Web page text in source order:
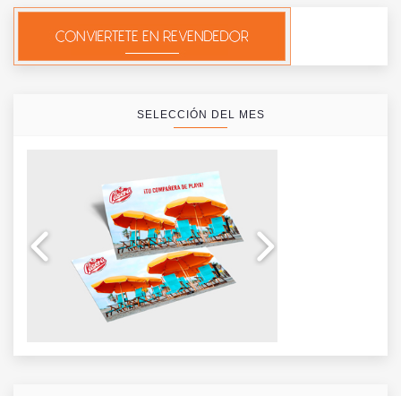
SELECCIÓN DEL MES